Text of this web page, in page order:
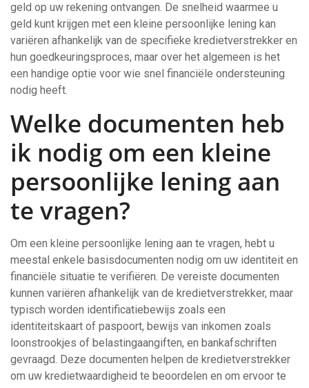
geld op uw rekening ontvangen. De snelheid waarmee u
geld kunt krijgen met een kleine persoonlijke lening kan
variëren afhankelijk van de specifieke kredietverstrekker en
hun goedkeuringsproces, maar over het algemeen is het
een handige optie voor wie snel financiële ondersteuning
nodig heeft.
Welke documenten heb
ik nodig om een kleine
persoonlijke lening aan
te vragen?
Om een kleine persoonlijke lening aan te vragen, hebt u
meestal enkele basisdocumenten nodig om uw identiteit en
financiële situatie te verifiëren. De vereiste documenten
kunnen variëren afhankelijk van de kredietverstrekker, maar
typisch worden identificatiebewijs zoals een
identiteitskaart of paspoort, bewijs van inkomen zoals
loonstrookjes of belastingaangiften, en bankafschriften
gevraagd. Deze documenten helpen de kredietverstrekker
om uw kredietwaardigheid te beoordelen en om ervoor te